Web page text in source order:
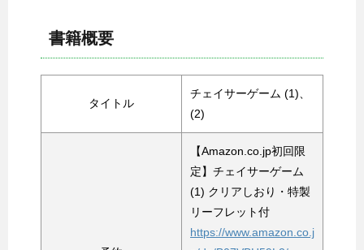
書籍概要
タイトル
チェイサーゲーム (1)、
(2)
【Amazon.co.jp初回限
定】チェイサーゲーム
(1) クリアしおり・特製
リーフレット付
https://www.amazon.co.j